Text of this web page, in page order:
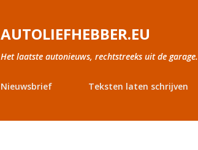
AUTOLIEFHEBBER.EU
Het laatste autonieuws, rechtstreeks uit de garage.
Nieuwsbrief Teksten laten schrijven